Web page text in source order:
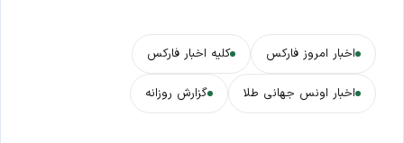
اخبار امروز فارکس کلیه اخبار فارکس
اخبار اونس جهانی طلا گزارش روزانه